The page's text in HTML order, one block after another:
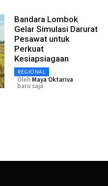
Bandara Lombok
Gelar Simulasi Darurat
Pesawat untuk
Perkuat
Kesiapsiagaan
REGIONAL
Oleh Maya Oktariva
baru saja